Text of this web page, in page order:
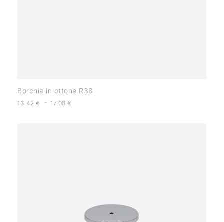
Borchia in ottone R38
13,42 € - 17,08€